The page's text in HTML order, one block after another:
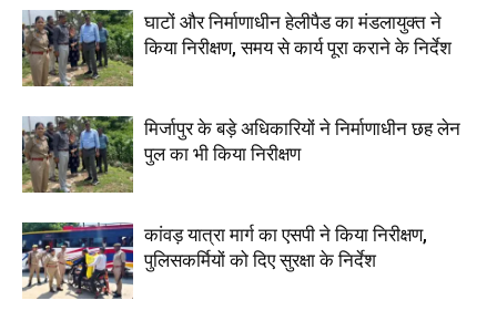
घाटों और निर्माणाधीन हेलीपैड का मंडलायुक्त ने
किया निरीक्षण, समय से कार्य पूरा कराने के निर्देश
मिर्जापुर के बड़े अधिकारियों ने निर्माणाधीन छह लेन
पुल का भी किया निरीक्षण
कांवड़ यात्रा मार्ग का एसपी ने किया निरीक्षण,
पुलिसकर्मियों को दिए सुरक्षा के निर्देश